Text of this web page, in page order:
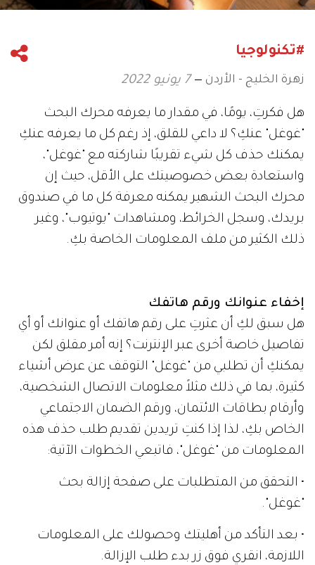
#تكنولوجيا
زهرة الخليج - الأردن 7 يونيو 2022
هل فكرتِ، يومًا، في مقدار ما يعرفه محرك البحث
"غوغل" عنكِ؟ لا داعي للقلق، إذ رغم كل ما يعرفه عنكِ
يمكنك حذف كل شيء تقريبًا شاركته مع "غوغل"،
واستعادة بعض خصوصيتك على الأقل، حيث إن
محرك البحث الشهير يمكنه معرفة كل ما في صندوق
بريدك، وسجل الخرائط، ومشاهدات "يوتيوب"، وغير
ذلك الكثير من ملف المعلومات الخاصة بكِ.
إخفاء عنوانك ورقم هاتفك
هل سبق لكِ أن عثرتِ على رقم هاتفك أو عنوانك أو أي
تفاصيل خاصة أخرى عبر الإنترنت؟ إنه أمر مقلق لكن
يمكنكِ أن تطلبي من "غوغل" التوقف عن عرض أشياء
كثيرة، بما في ذلك مثلاً معلومات الاتصال الشخصية،
وأرقام بطاقات الائتمان، ورقم الضمان الاجتماعي
الخاص بكِ، لذا إذا كنتِ تريدين تقديم طلب حذف هذه
المعلومات من "غوغل"، فاتبعي الخطوات الآتية:
• التحقق من المتطلبات على صفحة إزالة بحث
"غوغل".
• بعد التأكد من أهليتك وحصولك على المعلومات
اللازمة، انقري فوق زر بدء طلب الإزالة.